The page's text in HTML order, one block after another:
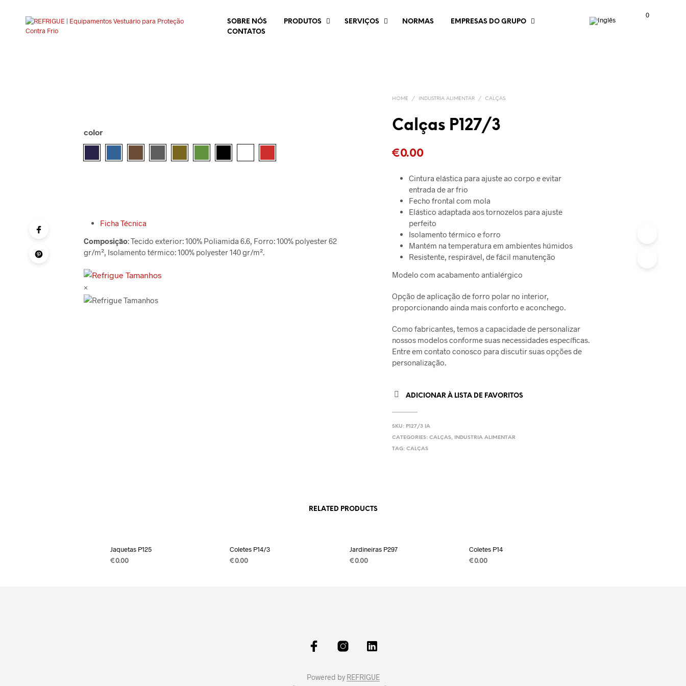
SOBRE NÓS PRODUTOS SERVIÇOS NORMAS
EMPRESAS DO GRUPO
CONTATOS
0
color
Ficha Técnica
Composição: Tecido exterior: 100% Poliamida 6.6, Forro: 100% polyester 62
gr/m², Isolamento térmico: 100% polyester 140 gr/m².
×
HOME / INDUSTRIA ALIMENTAR / CALÇAS
Calças P127/3
€0.00
Cintura elástica para ajuste ao corpo e evitar
entrada de ar frio
Fecho frontal com mola
Elástico adaptada aos tornozelos para ajuste
perfeito
Isolamento térmico e forro
Mantém na temperatura em ambientes húmidos
Resistente, respirável, de fácil manutenção
Modelo com acabamento antialérgico
Opção de aplicação de forro polar no interior,
proporcionando ainda mais conforto e aconchego.
Como fabricantes, temos a capacidade de personalizar
nossos modelos conforme suas necessidades específicas.
Entre em contato conosco para discutir suas opções de
personalização.
ADICIONAR À LISTA DE FAVORITOS
SKU: P127/3 IA
CATEGORIES:CALÇAS,
INDUSTRIA ALIMENTAR
TAG:CALÇAS
RELATED PRODUCTS
Jaquetas P125
€0.00
Coletes P14/3
€0.00
Jardineiras P297
€0.00
Coletes P14
€0.00
Powered by REFRIGUE